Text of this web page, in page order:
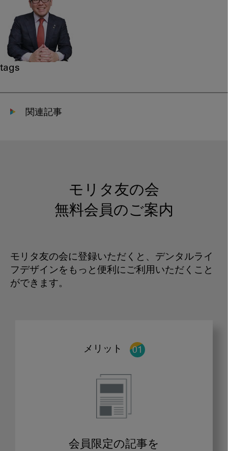
tags
関連記事
モリタ友の会
無料会員のご案内
モリタ友の会に登録いただくと、デンタルライ
フデザインをもっと便利にご利用いただくこと
ができます。
メリット
会員限定の記事を